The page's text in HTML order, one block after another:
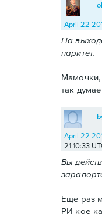
April 22
На
паритет.
Мамочки,
так
April 22
21:10:33
Вы
Еще раз
РИ кое-